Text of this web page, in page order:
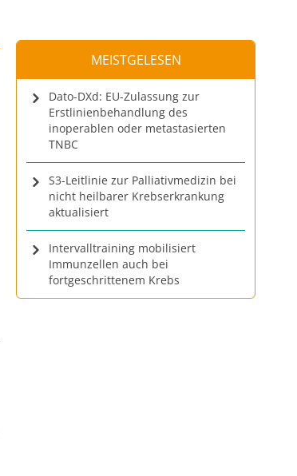
MEISTGELESEN
Dato-DXd: EU-Zulassung zur
Erstlinienbehandlung des
inoperablen oder metastasierten
TNBC
S3-Leitlinie zur Palliativmedizin bei
nicht heilbarer Krebserkrankung
aktualisiert
Intervalltraining mobilisiert
Immunzellen auch bei
fortgeschrittenem Krebs